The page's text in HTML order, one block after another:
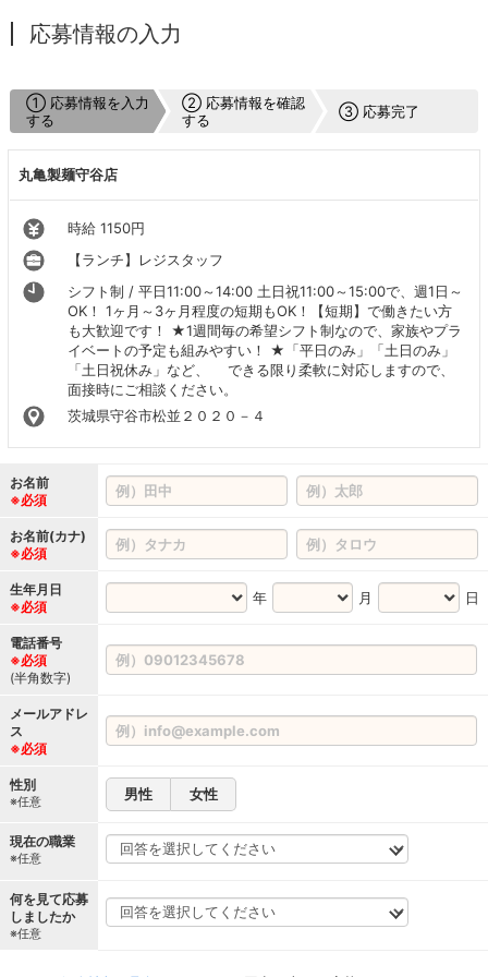
応募情報の入力
① 応募情報を入力
する
② 応募情報を確認
する
③ 応募完了
丸亀製麺守谷店
時給 1150円
【ランチ】レジスタッフ
シフト制 / 平日11:00～14:00 土日祝11:00～15:00で、週1日～
OK！ 1ヶ月～3ヶ月程度の短期もOK！【短期】で働きたい方
も大歓迎です！ ★1週間毎の希望シフト制なので、家族やプラ
イベートの予定も組みやすい！ ★「平日のみ」「土日のみ」
「土日祝休み」など、 できる限り柔軟に対応しますので、
面接時にご相談ください。
茨城県守谷市松並２０２０－４
お名前
※必須
お名前(カナ)
※必須
生年月日
※必須
年 月 日
電話番号
※必須
(半角数字)
メールアドレ
ス
※必須
性別
※任意 男性 女性
現在の職業
※任意
何を見て応募
しましたか
※任意